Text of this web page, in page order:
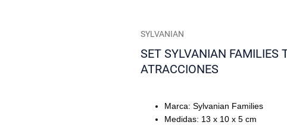
SYLVANIAN
SET SYLVANIAN FAMILIES
ATRACCIONES
Marca: Sylvanian Families
Medidas: 13 x 10 x 5 cm